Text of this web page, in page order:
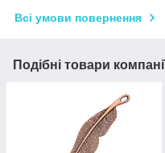
Всі умови повернення
Подібні товари